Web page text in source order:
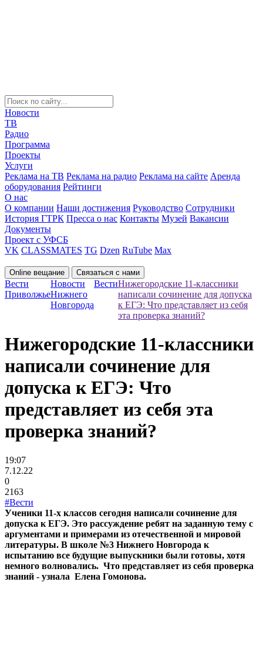
Новости
ТВ
Радио
Программа
Проекты
Услуги
Реклама на ТВ Реклама на радио Реклама на сайте Аренда
оборудования Рейтинги
О нас
О компании Наши достижения Руководство Сотрудники
История ГТРК Пресса о нас Контакты Музей Вакансии
Документы
Проект с УФСБ
VK CLASSMATES TG Dzen RuTube Max
Online вещание Связаться с нами
Вести
Приволжье
Новости
Нижнего
Новгорода
ВестиНижегородские 11-классники
написали сочинение для допуска
к ЕГЭ: Что представляет из себя
эта проверка знаний?
Нижегородские 11-классники
написали сочинение для
допуска к ЕГЭ: Что
представляет из себя эта
проверка знаний?
19:07
7.12.22
0
2163
#Вести
Ученики 11-х классов сегодня написали сочинение для
допуска к ЕГЭ. Это рассуждение ребят на заданную тему с
аргументами и примерами из отечественной и мировой
литературы. В школе №3 Нижнего Новгорода к
испытанию все будущие выпускники были готовы, хотя
немного волновались. Что представляет из себя проверка
знаний - узнала Елена Гомонова.